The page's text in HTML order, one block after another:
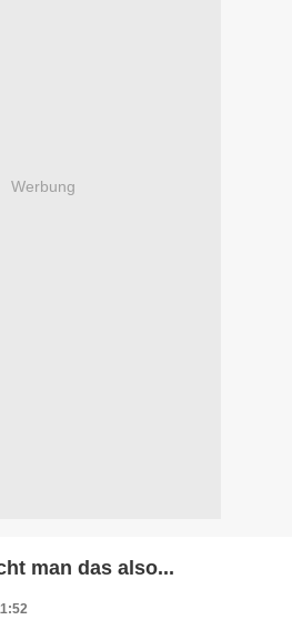
Werbung
man das also...